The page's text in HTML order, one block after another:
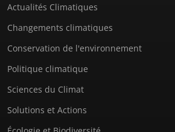
Actualités Climatiques
Changements climatiques
Conservation de l'environnement
Politique climatique
Sciences du Climat
Solutions et Actions